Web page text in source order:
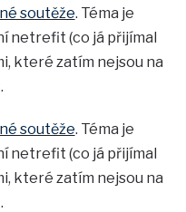
soutěže. Téma je
netrefit (co já přijímal
které zatím nejsou na
soutěže. Téma je
netrefit (co já přijímal
které zatím nejsou na